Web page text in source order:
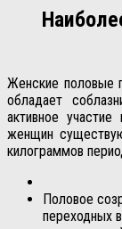
Женские половые
обладает
активное
женщин
килограммов
Половое
переходных